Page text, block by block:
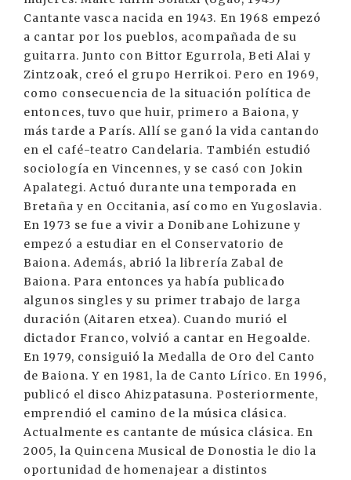
Cantante vasca nacida en 1943. En 1968 empezó
a cantar por los pueblos, acompañada de su
guitarra. Junto con Bittor Egurrola, Beti Alai y
Zintzoak, creó el grupo Herrikoi. Pero en 1969,
como consecuencia de la situación política de
entonces, tuvo que huir, primero a Baiona, y
más tarde a París. Allí se ganó la vida cantando
en el café-teatro Candelaria. También estudió
sociología en Vincennes, y se casó con Jokin
Apalategi. Actuó durante una temporada en
Bretaña y en Occitania, así como en Yugoslavia.
En 1973 se fue a vivir a Donibane Lohizune y
empezó a estudiar en el Conservatorio de
Baiona. Además, abrió la librería Zabal de
Baiona. Para entonces ya había publicado
algunos singles y su primer trabajo de larga
duración (Aitaren etxea). Cuando murió el
dictador Franco, volvió a cantar en Hegoalde.
En 1979, consiguió la Medalla de Oro del Canto
de Baiona. Y en 1981, la de Canto Lírico. En 1996,
publicó el disco Ahizpatasuna. Posteriormente,
emprendió el camino de la música clásica.
Actualmente es cantante de música clásica. En
2005, la Quincena Musical de Donostia le dio la
oportunidad de homenajear a distintos